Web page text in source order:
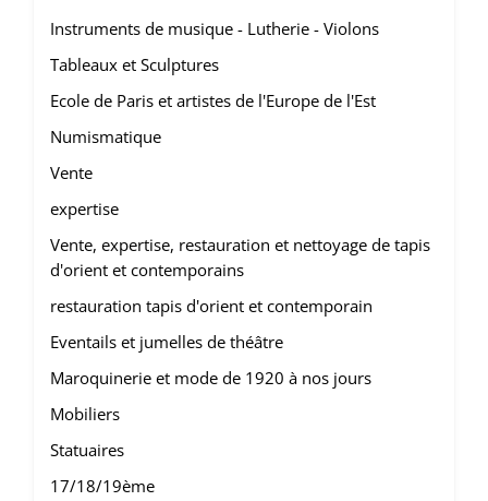
Instruments de musique - Lutherie - Violons
Tableaux et Sculptures
Ecole de Paris et artistes de l'Europe de l'Est
Numismatique
Vente
expertise
Vente, expertise, restauration et nettoyage de tapis
d'orient et contemporains
restauration tapis d'orient et contemporain
Eventails et jumelles de théâtre
Maroquinerie et mode de 1920 à nos jours
Mobiliers
Statuaires
17/18/19ème